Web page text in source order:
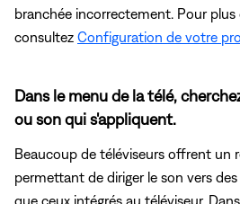
branchée incorrectement. Pour plus
consultez Configuration de votre
Dans le menu de la télé,
ou son qui s'appliquent.
Beaucoup de téléviseurs offrent un
permettant de diriger le son vers
que ceux intégrés au téléviseur.